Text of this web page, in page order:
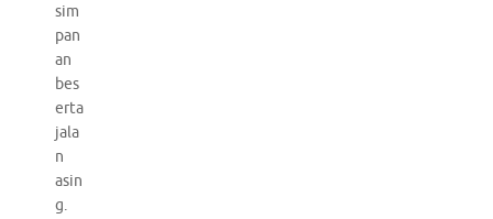
sim
pan
an
bes
erta
jala
n
asin
g.